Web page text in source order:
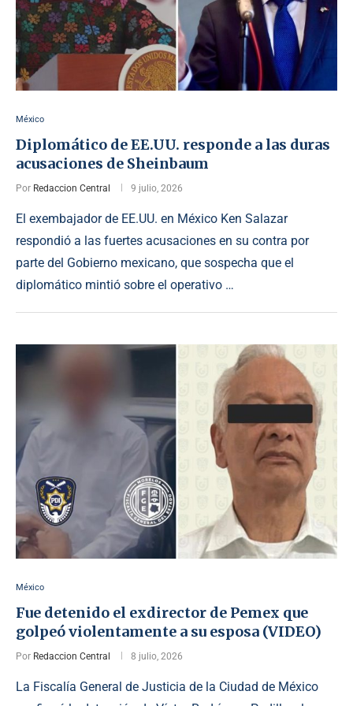
México
Diplomático de EE.UU. responde a las duras
acusaciones de Sheinbaum
Por Redaccion Central 9 julio, 2026
El exembajador de EE.UU. en México Ken Salazar
respondió a las fuertes acusaciones en su contra por
parte del Gobierno mexicano, que sospecha que el
diplomático mintió sobre el operativo …
México
Fue detenido el exdirector de Pemex que
golpeó violentamente a su esposa (VIDEO)
Por Redaccion Central 8 julio, 2026
La Fiscalía General de Justicia de la Ciudad de México